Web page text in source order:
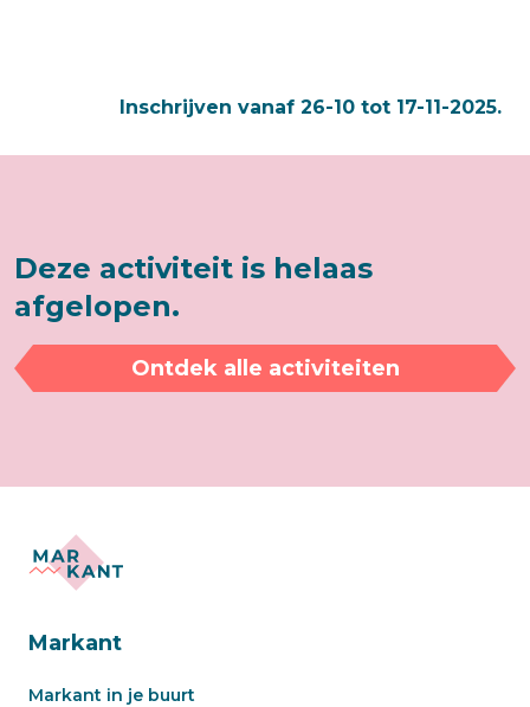
Inschrijven vanaf 26-10 tot 17-11-2025.
Deze activiteit is helaas
afgelopen.
Ontdek alle activiteiten
Markant
Markant in je buurt